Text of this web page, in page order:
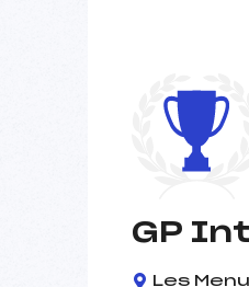
GP
Les